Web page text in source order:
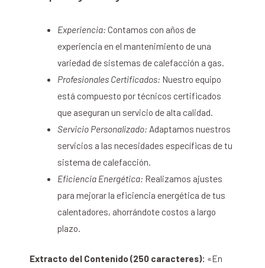
Experiencia: Contamos con años de
experiencia en el mantenimiento de una
variedad de sistemas de calefacción a gas.
Profesionales Certificados: Nuestro equipo
está compuesto por técnicos certificados
que aseguran un servicio de alta calidad.
Servicio Personalizado: Adaptamos nuestros
servicios a las necesidades específicas de tu
sistema de calefacción.
Eficiencia Energética: Realizamos ajustes
para mejorar la eficiencia energética de tus
calentadores, ahorrándote costos a largo
plazo.
Extracto del Contenido (250 caracteres): «En